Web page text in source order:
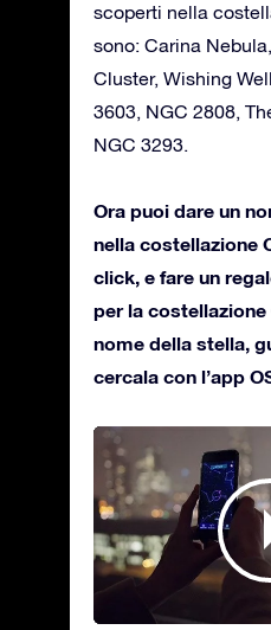
scoperti nella
sono: Carina
Cluster, Wishing
3603, NGC 2808,
NGC 3293.
Ora puoi dare un
nella costellazione
click, e fare un
per la costellazione
nome della stella,
cercala con l’app